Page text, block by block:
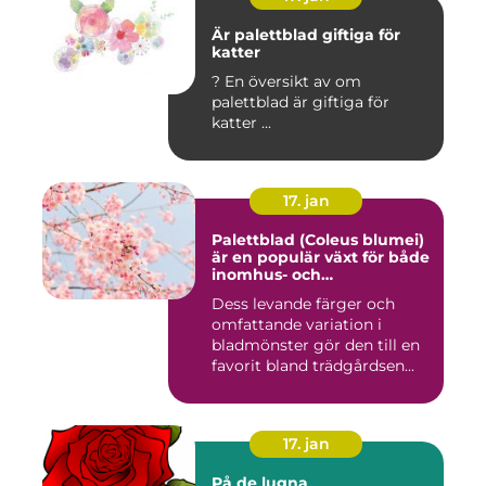
Är palettblad giftiga för
katter
? En översikt av om
palettblad är giftiga för
katter ...
17. jan
Palettblad (Coleus blumei)
är en populär växt för både
inomhus- och
Dess levande färger och
omfattande variation i
bladmönster gör den till en
favorit bland trädgårdsen...
17. jan